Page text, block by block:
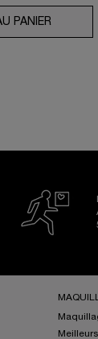
PANIER UV